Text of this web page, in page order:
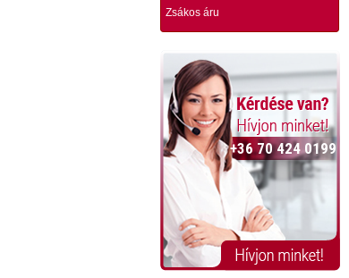
Zsákos áru
+36 70 424 0199